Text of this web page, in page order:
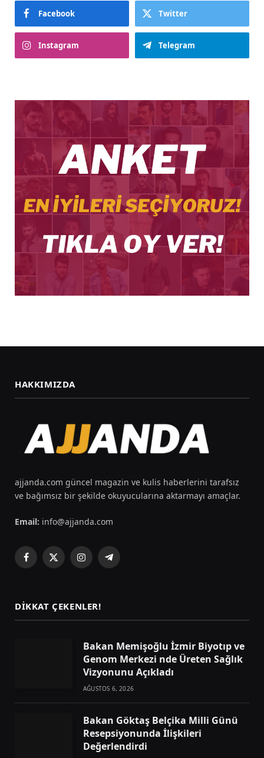
Facebook Twitter
Instagram Telegram
HAKKIMIZDA
ajjanda.com güncel magazin ve kulis haberlerini tarafsız
ve bağımsız bir şekilde okuyucularına aktarmayı amaçlar.
Email: info@ajjanda.com
Facebook
X
InstagramTelegram
DIKKAT ÇEKENLER!
Bakan Memişoğlu İzmir Biyotıp ve
Genom Merkezi nde Üreten Sağlık
Vizyonunu Açıkladı
AĞUSTOS 6, 2026
Bakan Göktaş Belçika Milli Günü
Resepsiyonunda İlişkileri
Değerlendirdi